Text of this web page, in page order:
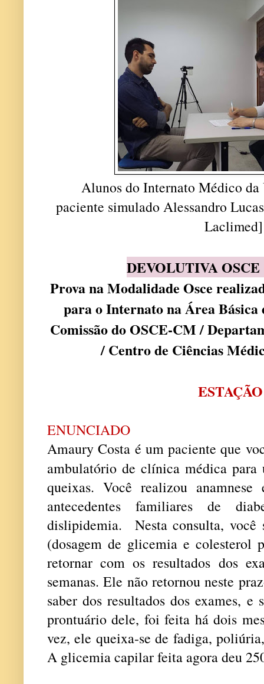
Alunos do Internato Médico da
paciente simulado Alessandro
DEVOLUTIVA
Prova na Modalidade Osce
para o Internato na Área
Comissão do OSCE-CM /
/ Centro de Ciências
ENUNCIADO
Amaury Costa é um paciente que
ambulatório de clínica médica
queixas. Você realizou
antecedentes familiares de
dislipidemia. Nesta consulta, você
(dosagem de glicemia e colesterol
retornar com os resultados dos
semanas. Ele não retornou neste
saber dos resultados dos exames, e
prontuário dele, foi feita há dois
vez, ele queixa-se de fadiga,
A glicemia capilar feita agora deu